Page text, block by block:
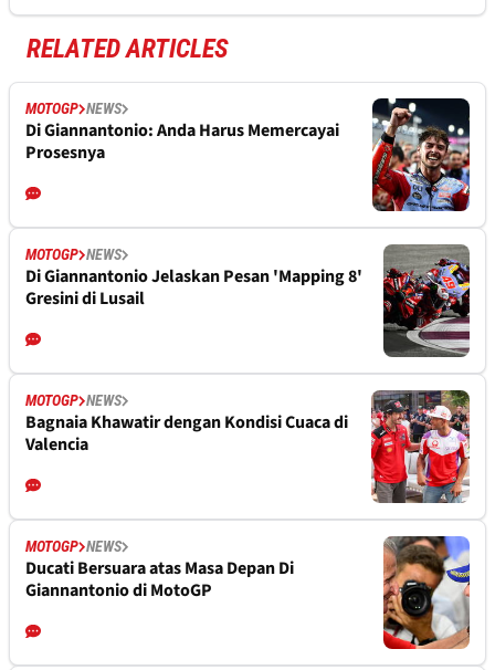
RELATED ARTICLES
MOTOGP NEWS
Di Giannantonio: Anda Harus Memercayai
Prosesnya
MOTOGP NEWS
Di Giannantonio Jelaskan Pesan 'Mapping 8'
Gresini di Lusail
MOTOGP NEWS
Bagnaia Khawatir dengan Kondisi Cuaca di
Valencia
MOTOGP NEWS
Ducati Bersuara atas Masa Depan Di
Giannantonio di MotoGP